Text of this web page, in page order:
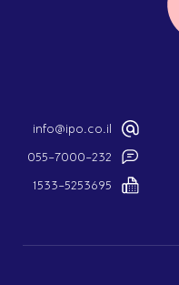
info@ipo.co.il
055-7000-232
1533-5253695